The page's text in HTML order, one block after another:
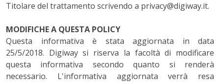
Titolare del trattamento scrivendo a privacy@digiway.it.
MODIFICHE A QUESTA POLICY
Questa informativa è stata aggiornata in data
25/5/2018. Digiway si riserva la facoltà di modificare
questa informativa secondo quanto si renderà
necessario. L'informativa aggiornata verrà resa